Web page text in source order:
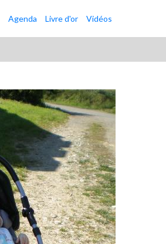
Agenda Livre d'or Vidéos